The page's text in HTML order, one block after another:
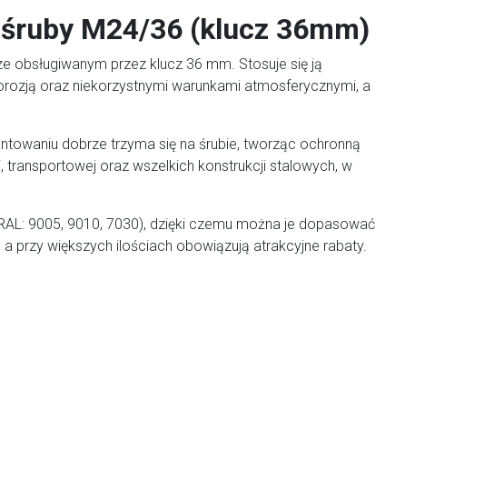
M24/36 (klucz 36mm)
obsługiwanym przez klucz 36 mm. Stosuje się ją
oraz niekorzystnymi warunkami atmosferycznymi, a
dobrze trzyma się na śrubie, tworząc ochronną
transportowej oraz wszelkich konstrukcji stalowych, w
9005, 9010, 7030), dzięki czemu można je dopasować
przy większych ilościach obowiązują atrakcyjne rabaty.